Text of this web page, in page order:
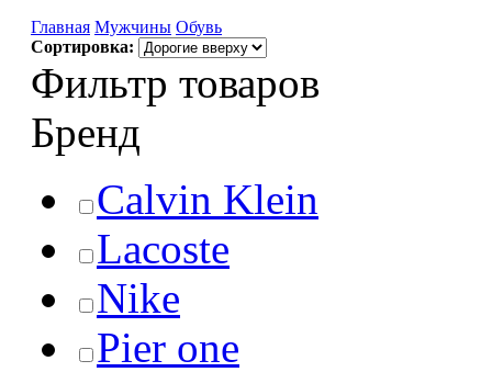
Главная Мужчины Обувь
Сортировка:
Фильтр товаров
Бренд
Calvin Klein
Lacoste
Nike
Pier one